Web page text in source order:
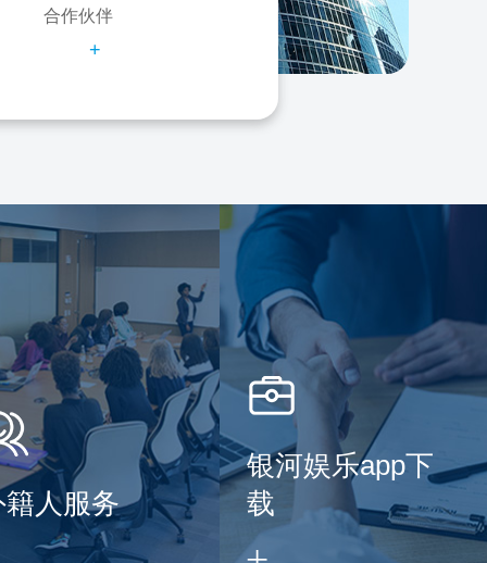
合作伙伴
+
籍人服务
银河娱乐app下
载